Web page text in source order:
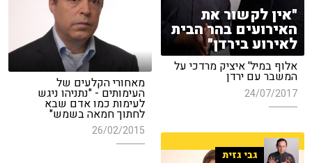
"אין לקשור את
האירועים בהר הבית
לאירוע בירדן"
אלוף במיל' איציק מרדכי על
המשבר עם ירדן
24/07/2017
מאחורי הקלעים של
העימותים - "נתניהו ניגש
לעימות כמו אדם שבא
לחתוך חמאה בשמש"
26/02/2015
גבי גזית